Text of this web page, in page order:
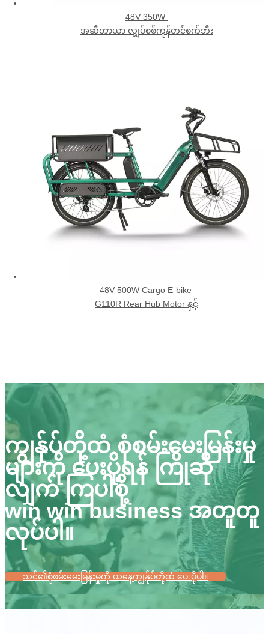
48V 350W
အဆီတာယာ လျှပ်စစ်ကုန်တင်စက်ဘီး
48V 500W Cargo E-bike
G110R Rear Hub Motor နှင့်
ကျွန်ုပ်တို့ထံ စုံစမ်းမေးမြန်းမှု
များကို ပေးပို့ရန် ကြိုဆို
လျက် ကြပါစို့
win win business အတူတူ
လုပ်ပါ။
သင်၏စုံစမ်းမေးမြန်းမှုကို ယနေ့ကျွန်ုပ်တို့ထံ ပေးပို့ပါ။